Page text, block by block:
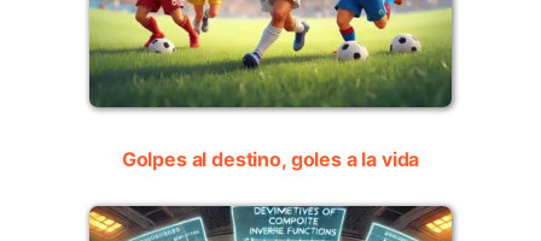
Golpes al destino, goles a la vida